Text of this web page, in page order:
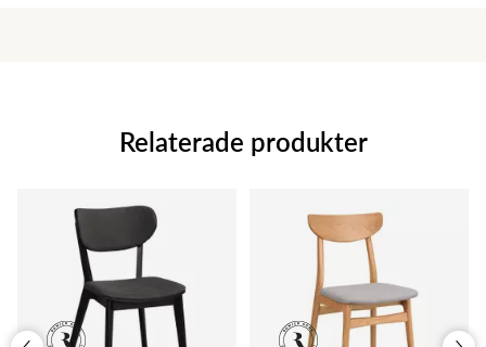
Relaterade produkter